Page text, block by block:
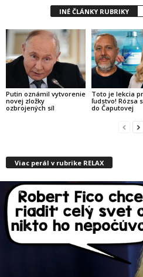
INÉ ČLÁNKY RUBRIKY
Putin oznámil vytvorenie
novej zložky
ozbrojených síl
Toto je lekcia
ľudstvo! Rózsa
do Čaputovej
Viac perál v rubrike RELAX